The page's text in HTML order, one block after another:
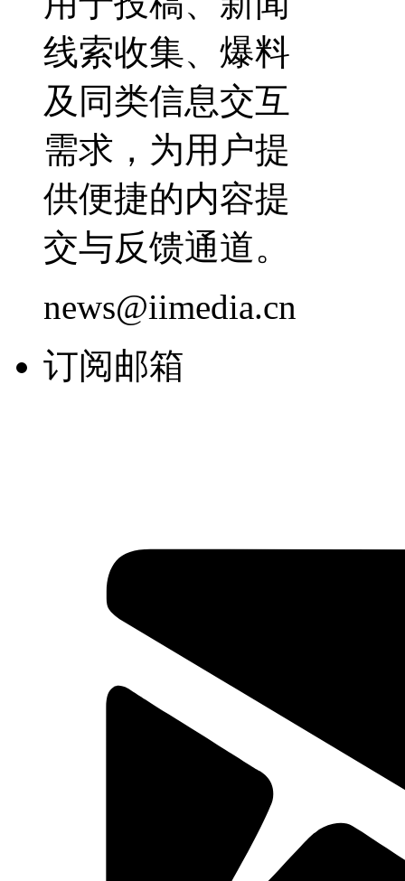
线索收集、爆料
及同类信息交互
需求，为用户提
供便捷的内容提
交与反馈通道。
news@iimedia.cn
订阅邮箱